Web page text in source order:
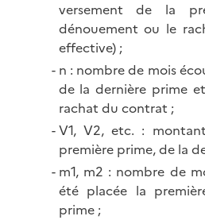
versement de la
dénouement ou le
effective) ;
n : nombre de mois
de la dernière prime
rachat du contrat ;
V1, V2, etc. :
première prime, de la
m1, m2 : nombre de
été placée la
prime ;